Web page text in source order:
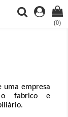
(0)
uma empresa
o fabrico e